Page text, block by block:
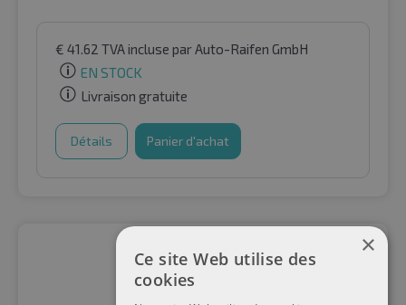
€ 41.62 TVA incluse par Auto-Raifen GmbH
EN STOCK
Livraison gratuite
Détails Panier d'achat
×
Ce site Web utilise des
cookies